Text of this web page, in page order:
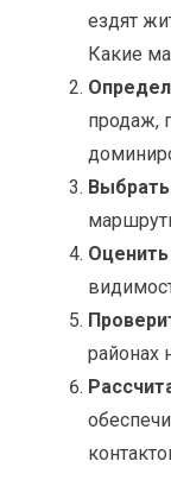
ездят
Какие
продаж,
Выбрать
районах